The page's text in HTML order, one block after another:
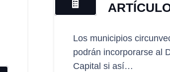
Los municipios
podrán incorporarse al
Capital si así…